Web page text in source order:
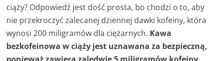
ciąży? Odpowiedź jest dość prosta, bo chodzi o to, aby
nie przekroczyć zalecanej dziennej dawki kofeiny, która
wynosi 200 miligramów dla ciężarnych. Kawa
bezkofeinowa w ciąży jest uznawana za bezpieczną,